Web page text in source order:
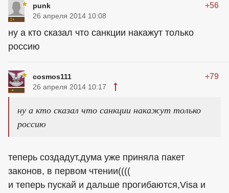
punk +56
26 апреля 2014 10:08
ну а кто сказал что санкции накажут только
россию
cosmos111 +79
26 апреля 2014 10:17
ну а кто сказал что санкции накажут только
россию
теперь создадут,дума уже приняла пакет
законов, в первом чтении((((
и теперь пускай и дальше прогибаются,Visa и